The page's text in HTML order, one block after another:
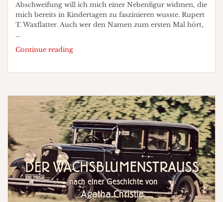
Abschweifung will ich mich einer Nebenfigur widmen, die
mich bereits in Kindertagen zu faszinieren wusste. Rupert
T. Waxflatter. Auch wer den Namen zum ersten Mal hört,
…
Continue readingHeiden